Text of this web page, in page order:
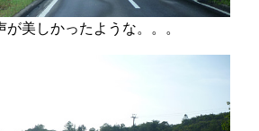
が美しかったような。。。